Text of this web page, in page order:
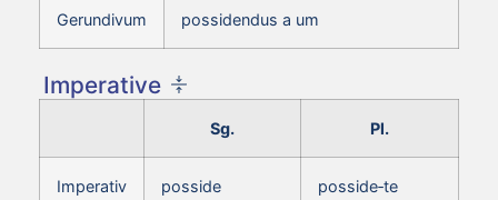
Gerundivum possidendus a um
Imperative
Sg. Pl.
Imperativ
posside posside‑te